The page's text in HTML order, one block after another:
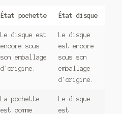
menu
Ouvrir
menu
enfant
État pochette État disque
Le disque est
encore sous
son emballage
d'origine.
Le disque
est encore
sous son
emballage
d'origine.
La pochette
est comme
Le disque
est